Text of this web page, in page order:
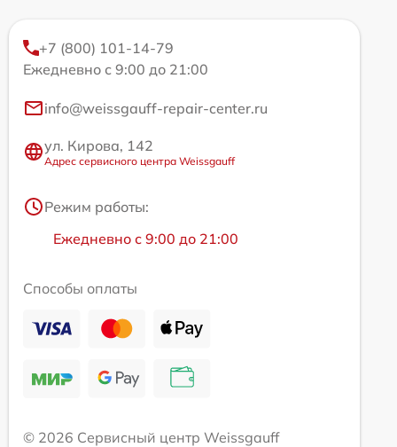
+7 (800) 101-14-79
Ежедневно с 9:00 до 21:00
info@weissgauff-repair-center.ru
ул. Кирова, 142
Адрес сервисного центра Weissgauff
Режим работы:
Ежедневно с 9:00 до 21:00
Способы оплаты
© 2026 Сервисный центр Weissgauff